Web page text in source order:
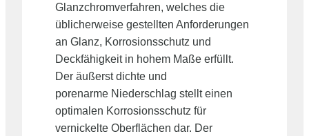
Glanzchromverfahren, welches die
üblicherweise gestellten Anforderungen
an Glanz, Korrosionsschutz und
Deckfähigkeit in hohem Maße erfüllt.
Der äußerst dichte und
porenarme Niederschlag stellt einen
optimalen Korrosionsschutz für
vernickelte Oberflächen dar. Der